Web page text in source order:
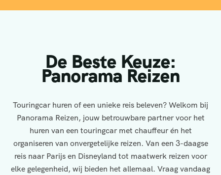
De Beste Keuze:
Panorama Reizen
Touringcar huren of een unieke reis beleven? Welkom bij
Panorama Reizen, jouw betrouwbare partner voor het
huren van een touringcar met chauffeur én het
organiseren van onvergetelijke reizen. Van een 3-daagse
reis naar Parijs en Disneyland tot maatwerk reizen voor
elke gelegenheid, wij bieden het allemaal. Vraag vandaag